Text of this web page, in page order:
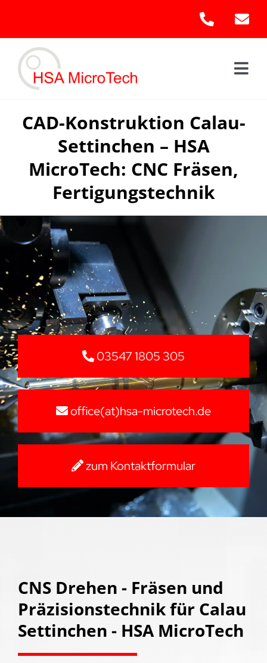
content
CAD-Konstruktion Calau-
Settinchen – HSA
MicroTech: CNC Fräsen,
Fertigungstechnik
03547 1805 305
office(at)hsa-microtech.de
zum Kontaktformular
CNS Drehen - Fräsen und
Präzisionstechnik für Calau
Settinchen - HSA MicroTech